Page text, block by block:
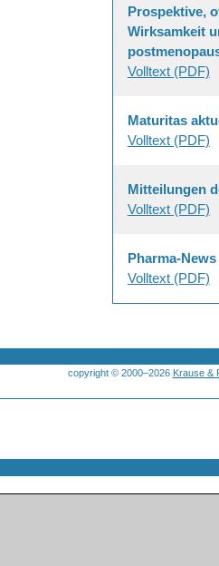
Prospektive,
Wirksamkeit
Volltext (PDF)
Maturitas
Volltext (PDF)
Mitteilungen
Volltext (PDF)
Pharma-News
Volltext (PDF)
copyright © 2000–2026 Krause &